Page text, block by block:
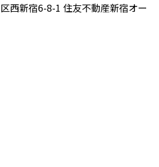
西新宿6-8-1 住友不動産新宿オー